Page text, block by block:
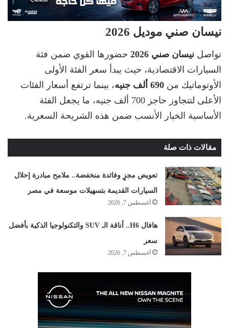
نيسان صني موديل 2026
تواصل نيسان صني 2026
حضورها القوي ضمن فئة
السيارات الاقتصادية، حيث يبدأ سعر الفئة الأولى
الأوتوماتيك من 690 ألف جنيه
، بينما ترتفع أسعار الفئات
الأعلى لتتجاوز حاجز 700 ألف جنيه، ما يجعل الفئة
الأساسية الخيار الأنسب ضمن هذه الشريحة السعرية.
مقالات ذات صلة
تعويض مجزٍ وفائدة منخفضة.. ملامح مبادرة إحلال
السيارات القديمة بتسهيلات موسعة في مصر
أغسطس 7, 2026
هافال H6.. أناقة الـ SUV والتكنولوجيا الذكية بأفضل
سعر
أغسطس 7, 2026